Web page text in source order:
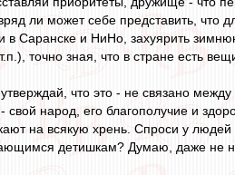
ли может себе представить, что
в Саранске и НиНо, захуярить
точно зная, что в стране есть
что это - не связано
свой народ, его благополучие и
на всякую хрень. Спроси у
детишкам? Думаю, даже не